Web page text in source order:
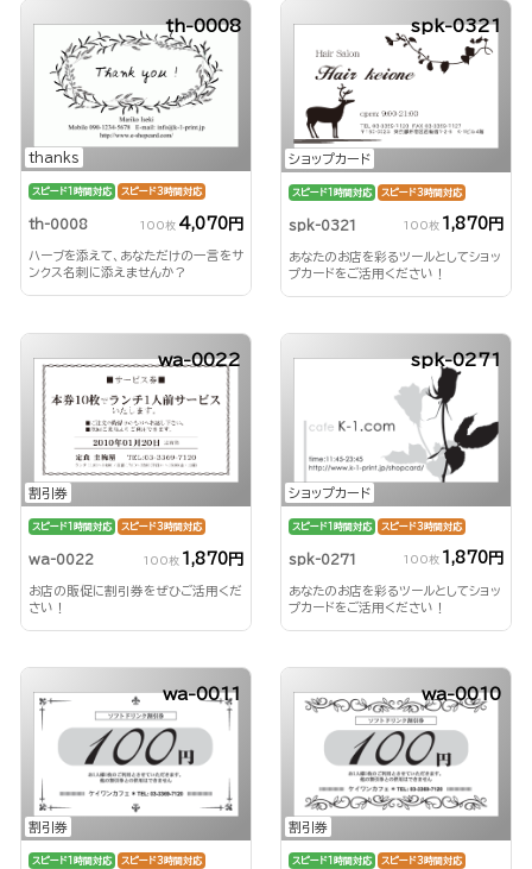
thanks
th-0008
スピード1時間対応 スピード3時間対応
th-0008 100枚 4,070円
ハーブを添えて、あなただけの一言をサ
ンクス名刺に添えませんか？
ショップカード
spk-0321
スピード1時間対応 スピード3時間対応
spk-0321 100枚 1,870円
あなたのお店を彩るツールとしてショッ
プカードをご活用ください！
割引券
wa-0022
スピード1時間対応 スピード3時間対応
wa-0022 100枚 1,870円
お店の販促に割引券をぜひご活用くだ
さい！
ショップカード
spk-0271
スピード1時間対応 スピード3時間対応
spk-0271 100枚 1,870円
あなたのお店を彩るツールとしてショッ
プカードをご活用ください！
割引券
wa-0011
スピード1時間対応 スピード3時間対応
割引券
wa-0010
スピード1時間対応 スピード3時間対応